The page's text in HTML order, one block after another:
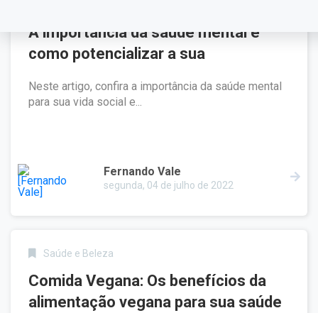
A importância da saúde mental e
como potencializar a sua
Neste artigo, confira a importância da saúde mental
para sua vida social e...
Fernando Vale
segunda, 04 de julho de 2022
Saúde e Beleza
Comida Vegana: Os benefícios da
alimentação vegana para sua saúde